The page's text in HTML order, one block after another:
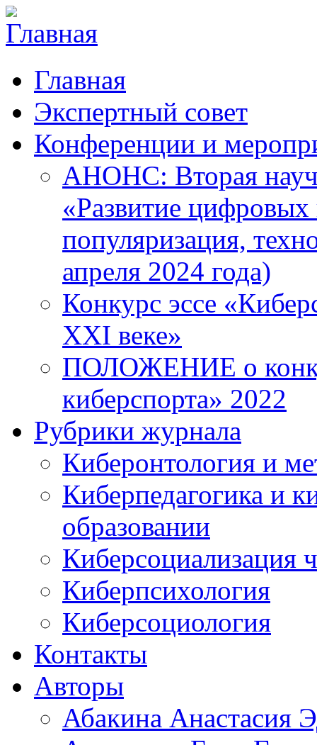
Главная
Экспертный совет
Конференции и
АНОНС: Вторая
«Развитие цифровых
популяризация,
апреля 2024 года)
Конкурс эссе
XXI веке»
ПОЛОЖЕНИЕ о
киберспорта» 2022
Рубрики журнала
Киберонтология и
Киберпедагогика и
образовании
Киберсоциализация
Киберпсихология
Киберсоциология
Контакты
Авторы
Абакина Анастасия